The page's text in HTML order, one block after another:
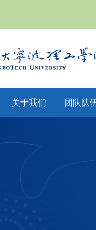
关于我们 团队队